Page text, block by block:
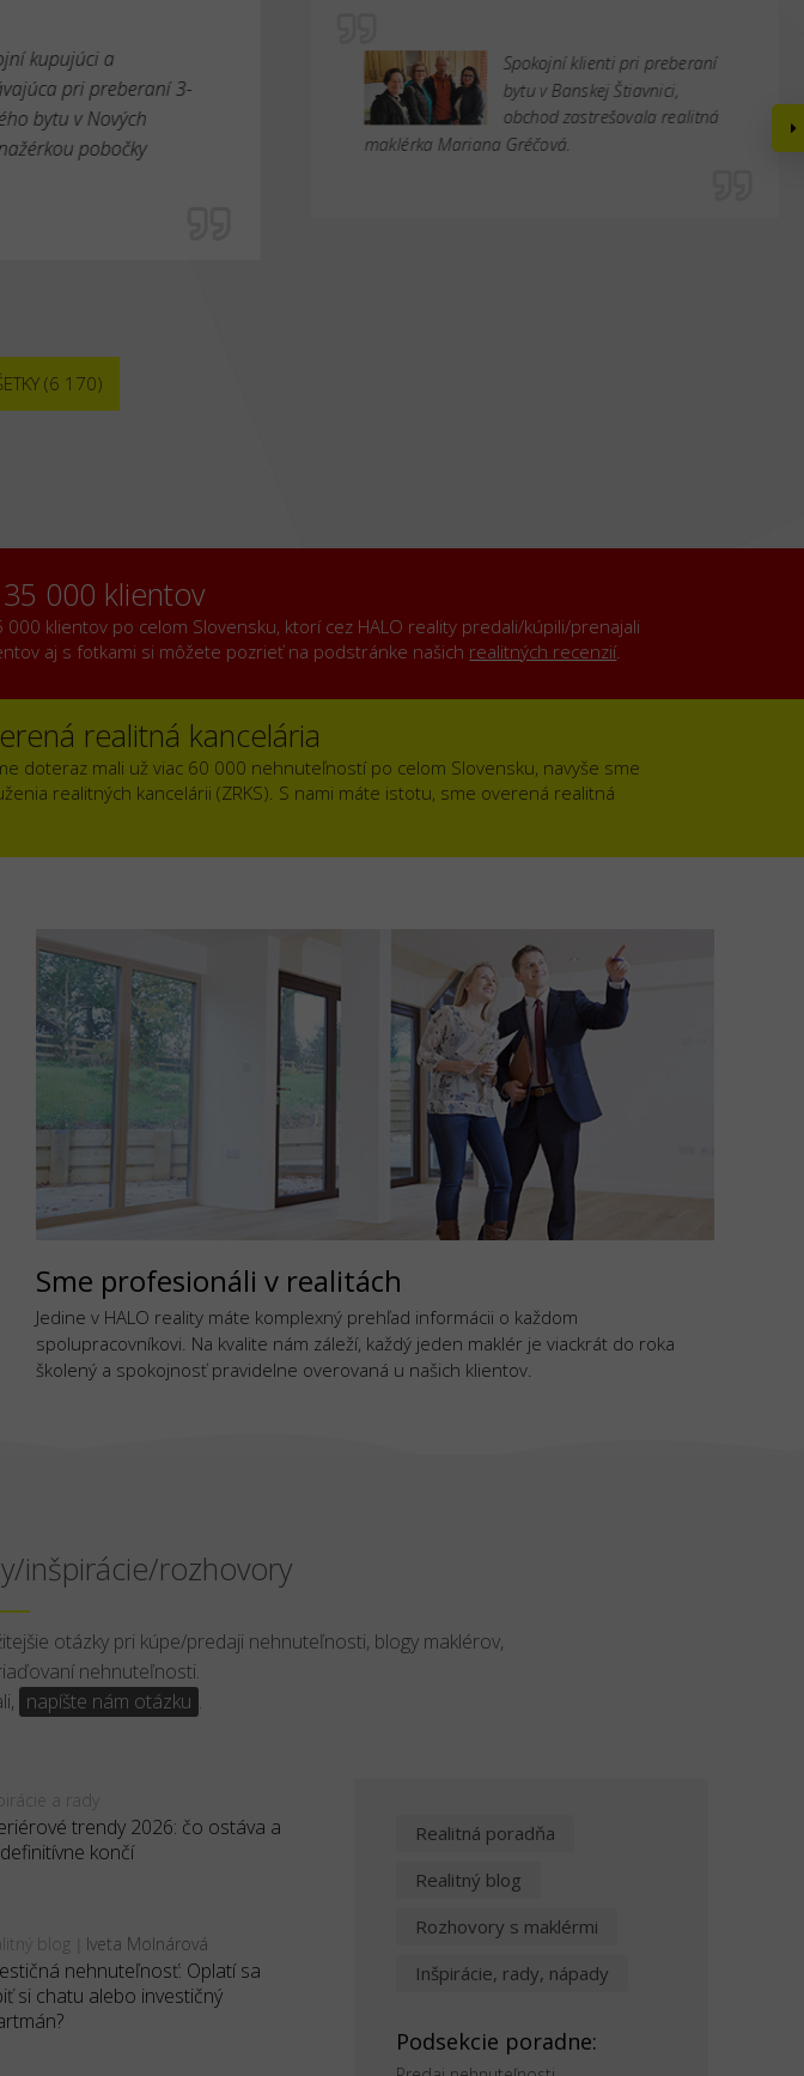
kupujúci a
pri preberaní 3-
bytu v Nových
pobočky
Spokojní klienti pri preberaní
bytu v Banskej Štiavnici,
obchod zastrešovala realitná
maklérka Mariana Gréčová.
(6 170)
000 klientov
000 klientov po celom Slovensku, ktorí cez HALO reality predali/kúpili/prenajali
aj s fotkami si môžete pozrieť na podstránke našich realitných recenzií.
realitná kancelária
doteraz mali už viac 60 000 nehnuteľností po celom Slovensku, navyše sme
realitných kancelárii (ZRKS). S nami máte istotu, sme overená realitná
Sme profesionáli v realitách
Jedine v HALO reality máte komplexný prehľad informácii o každom
spolupracovníkovi. Na kvalite nám záleží, každý jeden maklér je viackrát do roka
školený a spokojnosť pravidelne overovaná u našich klientov.
inšpirácie/rozhovory
otázky pri kúpe/predaji nehnuteľnosti, blogy maklérov,
nehnuteľnosti.
napíšte nám otázku .
a rady
trendy 2026: čo ostáva a
končí
blog Iveta Molnárová
nehnuteľnosť: Oplatí sa
si chatu alebo investičný
Realitná poradňa
Realitný blog
Rozhovory s maklérmi
Inšpirácie, rady, nápady
Podsekcie poradne: